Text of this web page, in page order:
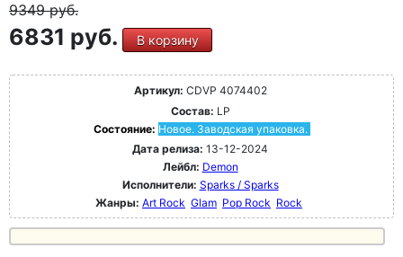
9349руб.
6831 руб. В корзину
Артикул: CDVP 4074402
Состав: LP
Состояние: Новое. Заводская упаковка.
Дата релиза: 13-12-2024
Лейбл: Demon
Исполнители: Sparks / Sparks
Жанры: Art Rock Glam Pop Rock Rock